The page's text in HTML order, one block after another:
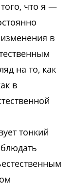
что я —
в
на то, как
в
тонкий